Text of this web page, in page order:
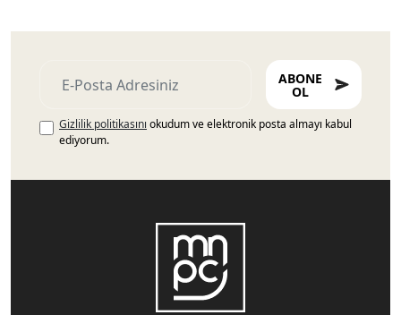
ABONE
OL
Gizlilik politikasını okudum ve elektronik posta almayı kabul
ediyorum.